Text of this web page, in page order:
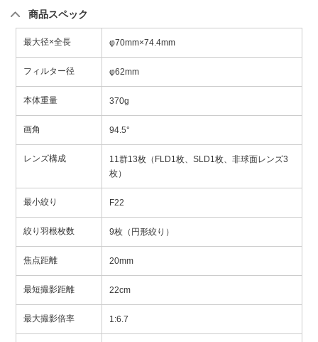
商品スペック
最大径×全長 φ70mm×74.4mm
フィルター径 φ62mm
本体重量 370g
画角 94.5°
レンズ構成
11群13枚（FLD1枚、SLD1枚、非球面レンズ3
枚）
最小絞り F22
絞り羽根枚数 9枚（円形絞り）
焦点距離 20mm
最短撮影距離 22cm
最大撮影倍率 1:6.7